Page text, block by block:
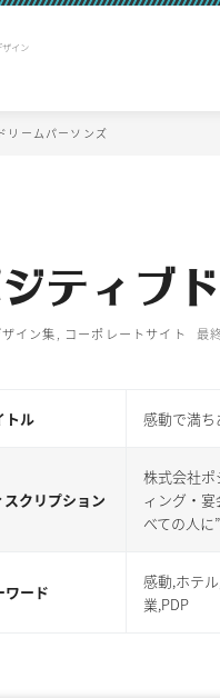
ザイン
リームパーソンズ
ティブ
イン集, コーポレートサイト 最
トル 感動で満ち
スクリプション
株式会社
ィング・
べての人に
ワード
感動,ホテ
業,PDP